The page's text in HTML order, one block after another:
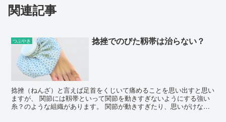
関連記事
つぶやき 捻挫でのびた靱帯は治らない？
捻挫（ねんざ）と言えば足首をくじいて痛めることを思い出すと思い
ますが、 関節には靱帯といって関節を動きすぎないようにする強い
糸？のような組織があります。 関節が動きすぎたり、思いがけない